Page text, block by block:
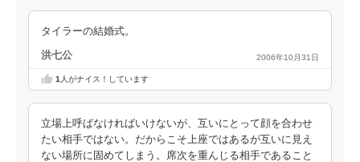
タイラーの結婚式。
洪七公 2006年10月31日
1 人がナイス！しています
立場上呼ばなければいけないが、互いにとって顔を合わせ
たい相手ではない。だからこそ上座ではあるが互いに見え
ない場所に固めてしまう。席次を重んじる相手であること